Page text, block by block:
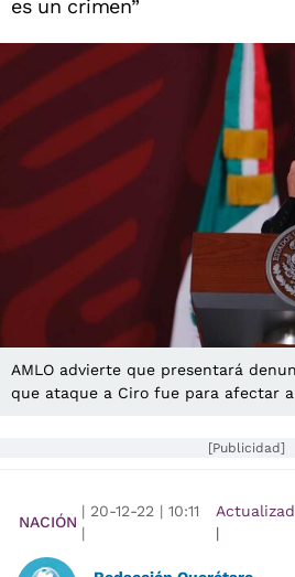
es un crimen”
AMLO advierte que presentará
que ataque a Ciro fue para afectar
[Publicidad]
NACIÓN
| 20-12-22 | 10:11
|
|